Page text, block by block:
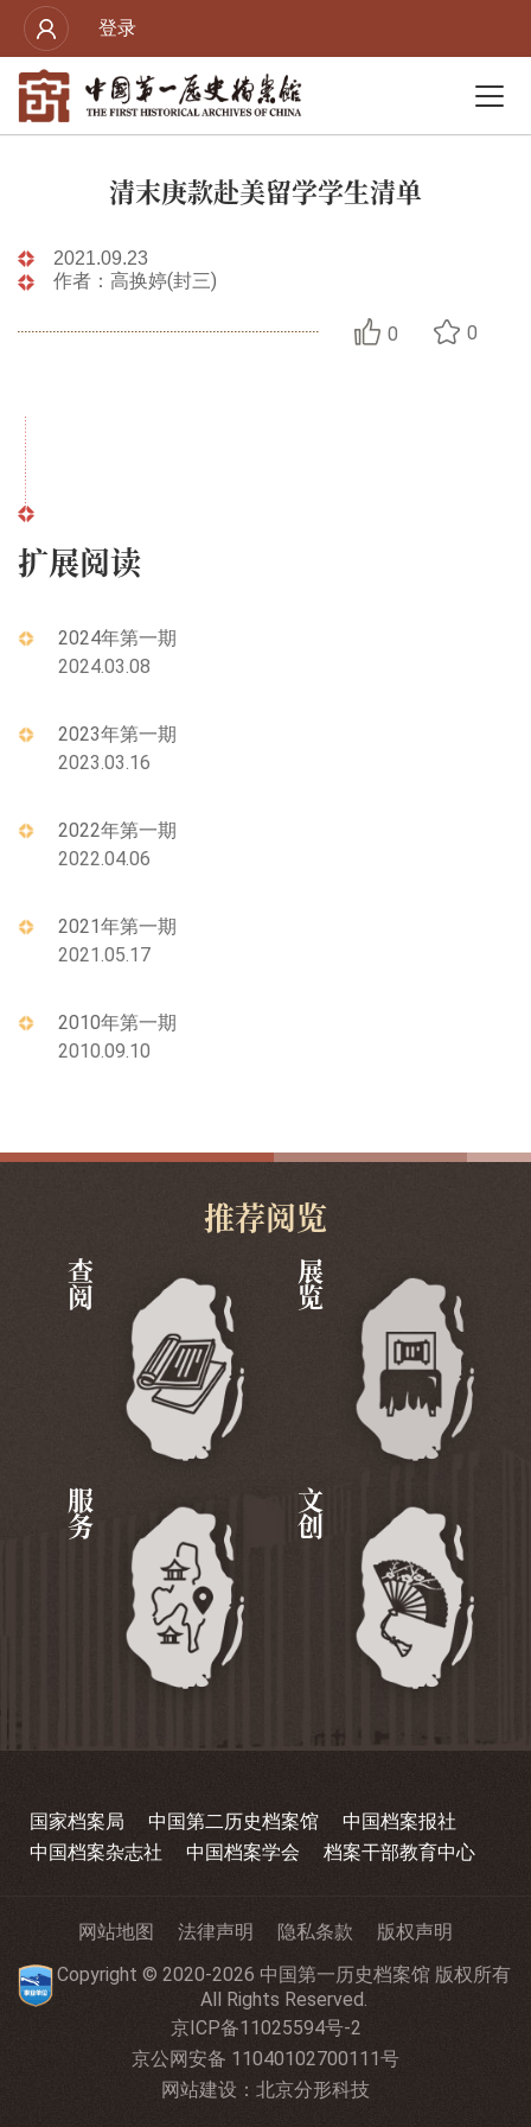
登录
清末庚款赴美留学学生清单
2021.09.23
作者：高换婷(封三)
0 0
扩展阅读
2024年第一期
2024.03.08
2023年第一期
2023.03.16
2022年第一期
2022.04.06
2021年第一期
2021.05.17
2010年第一期
2010.09.10
推荐阅览
查阅 展览
服务 文创
国家档案局 中国第二历史档案馆
中国档案报社
中国档案杂志社
中国档案学会 档案干部教育中心
网站地图 法律声明 隐私条款
版权声明
Copyright © 2020-2026 中国第一历史档案馆 版权所有
All Rights Reserved.
京ICP备11025594号-2
京公网安备 11040102700111号
网站建设 ： 北京分形科技